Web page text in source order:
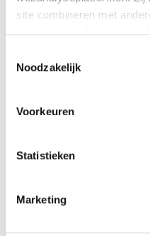
site combineren met
Indien je dat toestaat,
Informatie verzamelen
Bepaalde voorkeuren
De strikt noodzakelijke
Noodzakelijk
Voorkeuren
Statistieken
Marketing